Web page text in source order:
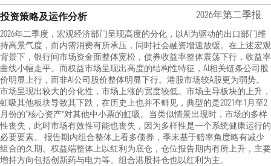
投资策略及运作分析 2026年第二季报
2026年二季度，宏观经济部门呈现高度的分化，以AI为驱动的出口部门维
持高景气度，而内需消费有所承压，同时社会融资增速放缓。在上述宏观
背景下，银行间市场资金面整体宽松，债券收益率整体震荡下行，收益率
曲线小幅走平。而权益市场呈现出高度的结构性特征，AI相关链条公司股
价明显上行，而非AI公司股价整体明显下行。港股市场较A股更为弱势。
市场呈现出较大的分化性，市场上涨的宽度较低。市场主导板块的上升，
虹吸其他板块导致其下跌，在历史上也并不鲜见，典型的是2021年1月至2
月份的“核心资产”对其他中小票的虹吸。当类似情景出现时，市场的多样
性丧失，此时市场有效性可能也丧失，因为多样性是一个系统健康运行的
必要要素。 报告期内组合整体上看多债券，季末基于赔率角度略有减少
组合的久期。权益端整体上以红利为底仓，仓位报告期内有所上升，主要
增持方向包括创新药与电力等。组合港股持仓也以红利为主。